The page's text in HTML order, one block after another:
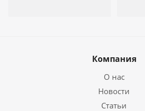
Компания
О нас
Новости
Статьи